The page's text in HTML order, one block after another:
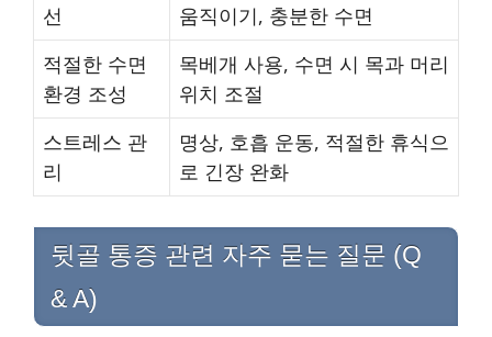
선
움직이기, 충분한 수면
적절한 수면
환경 조성
목베개 사용, 수면 시 목과 머리
위치 조절
스트레스 관
리
명상, 호흡 운동, 적절한 휴식으
로 긴장 완화
뒷골 통증 관련 자주 묻는 질문 (Q
& A)